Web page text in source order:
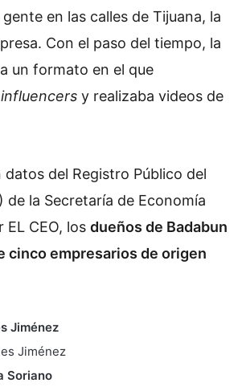
en las calles de Tijuana, la
Con el paso del tiempo, la
un formato en el que
influencers y realizaba videos de
datos del Registro Público del
de la Secretaría de Economía
CEO, los dueños de Badabun
cinco empresarios de origen
Jiménez
Jiménez
Soriano